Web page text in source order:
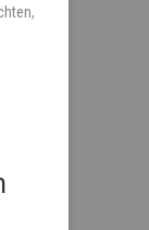
,